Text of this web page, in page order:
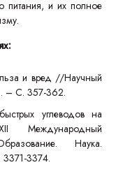
питания, и их полное
и вред //Научный
– С. 357-362.
углеводов на
Международный
Наука.
3374.